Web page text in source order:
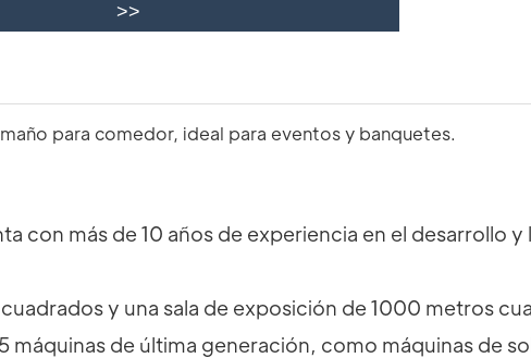
>>
con más de 10 años de experiencia en el desarrollo
y una sala de exposición de 1000 metros
máquinas de última generación, como máquinas de